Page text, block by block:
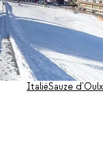
ItaliëSauze d'Oulx